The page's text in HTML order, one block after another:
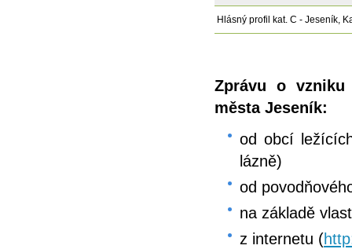
Hlásný profil kat. C - Jeseník,
Zprávu o vzniku
města Jeseník:
od obcí
lázně)
od
na základě
z internetu (